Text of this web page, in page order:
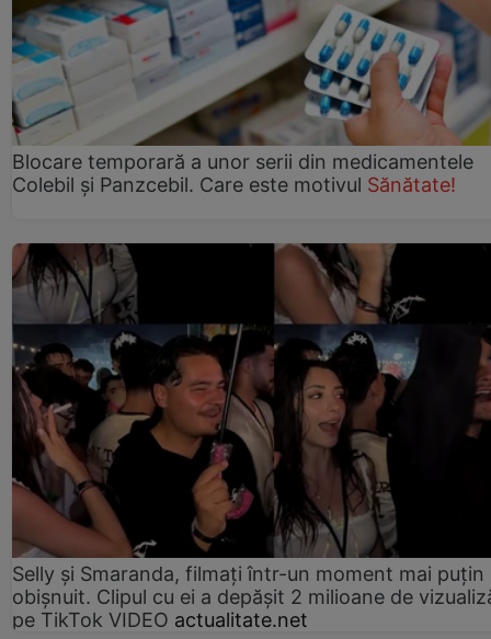
Blocare temporară a unor serii din medicamentele
Colebil și Panzcebil. Care este motivul Sănătate!
Selly și Smaranda, filmați într-un moment mai puțin
obișnuit. Clipul cu ei a depășit 2 milioane de
pe TikTok VIDEO actualitate.net